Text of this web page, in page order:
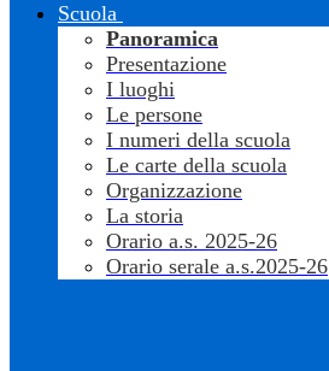
Scuola
Panoramica
Presentazione
I luoghi
Le persone
I numeri della scuola
Le carte della scuola
Organizzazione
La storia
Orario a.s. 2025-26
Orario serale a.s.2025-26